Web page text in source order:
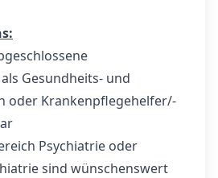
Gesundheits- und
oder Krankenpflegehelfer/-
Psychiatrie oder
sind wünschenswert